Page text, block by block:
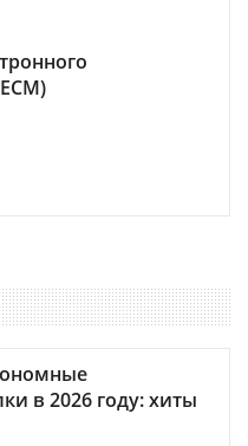
в 2026 году: хиты